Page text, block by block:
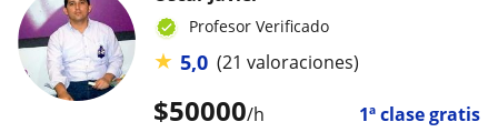
$50000/h 1ª clase gratis
Profesor Verificado
★ 5,0 (21 valoraciones)